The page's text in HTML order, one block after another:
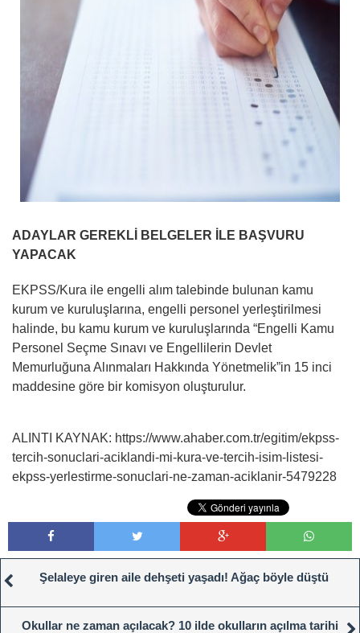
ADAYLAR GEREKLİ BELGELER İLE BAŞVURU
YAPACAK
EKPSS/Kura ile engelli alım talebinde bulunan kamu
kurum ve kuruluşlarına, engelli personel yerleştirilmesi
halinde, bu kamu kurum ve kuruluşlarında “Engelli Kamu
Personel Seçme Sınavı ve Engellilerin Devlet
Memurluğuna Alınmaları Hakkında Yönetmelik”in 15 inci
maddesine göre bir komisyon oluşturulur.
ALINTI KAYNAK: https://www.ahaber.com.tr/egitim/ekpss-
tercih-sonuclari-aciklandi-mi-kura-ve-tercih-isim-listesi-
ekpss-yerlestirme-sonuclari-ne-zaman-aciklanir-5479228
Şelaleye giren aile dehşeti yaşadı! Ağaç böyle düştü
Okullar ne zaman açılacak? 10 ilde okulların açılma tarihi